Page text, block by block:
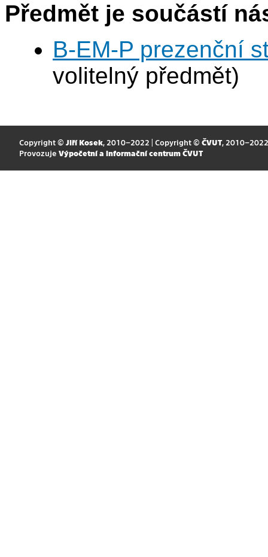
Předmět je součástí
B-EM-P prezenční
volitelný předmět)
Copyright © Jiří Kosek, 2010–2022 | Copyright © ČVUT, 2010–2022
Provozuje Výpočetní a informační centrum ČVUT